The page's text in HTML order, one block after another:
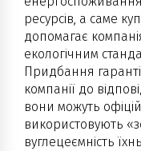
ресурсів, а саме
допомагає
екологічним
Придбання
компанії до
вони можуть
використовують
вуглецеємність